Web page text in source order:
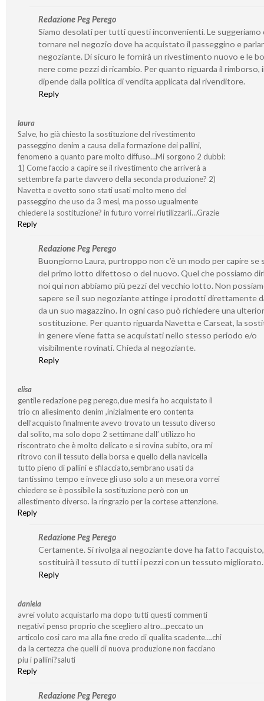
Redazione Peg Perego
Siamo desolati per tutti questi inconvenienti. Le suggeriamo
tornare nel negozio dove ha acquistato il passeggino e
negoziante. Di sicuro le fornirà un rivestimento nuovo e le
nere come pezzi di ricambio. Per quanto riguarda il rimborso,
dipende dalla politica di vendita applicata dal rivenditore.
Reply
laura
Salve, ho già chiesto la sostituzione del rivestimento
passeggino denim a causa della formazione dei pallini,
fenomeno a quanto pare molto diffuso…Mi sorgono 2 dubbi:
1) Come faccio a capire se il rivestimento che arriverà a
settembre fa parte davvero della seconda produzione? 2)
Navetta e ovetto sono stati usati molto meno del
passeggino che uso da 3 mesi, ma posso ugualmente
chiedere la sostituzione? in futuro vorrei riutilizzarli…Grazie
Reply
Redazione Peg Perego
Buongiorno Laura, purtroppo non c’è un modo per capire se
del primo lotto difettoso o del nuovo. Quel che possiamo
noi qui non abbiamo più pezzi del vecchio lotto. Non
sapere se il suo negoziante attinge i prodotti direttamente
da un suo magazzino. In ogni caso può richiedere una
sostituzione. Per quanto riguarda Navetta e Carseat, la
in genere viene fatta se acquistati nello stesso periodo e/o
visibilmente rovinati. Chieda al negoziante.
Reply
elisa
gentile redazione peg perego,due mesi fa ho acquistato il
trio cn allesimento denim ,inizialmente ero contenta
dell’acquisto finalmente avevo trovato un tessuto diverso
dal solito, ma solo dopo 2 settimane dall’ utilizzo ho
riscontrato che è molto delicato e si rovina subito, ora mi
ritrovo con il tessuto della borsa e quello della navicella
tutto pieno di pallini e sfilacciato,sembrano usati da
tantissimo tempo e invece gli uso solo a un mese.ora vorrei
chiedere se è possibile la sostituzione però con un
allestimento diverso. la ringrazio per la cortese attenzione.
Reply
Redazione Peg Perego
Certamente. Si rivolga al negoziante dove ha fatto
sostituirà il tessuto di tutti i pezzi con un tessuto migliorato.
Reply
daniela
avrei voluto acquistarlo ma dopo tutti questi commenti
negativi penso proprio che scegliero altro…peccato un
articolo cosi caro ma alla fine credo di qualita scadente….chi
da la certezza che quelli di nuova produzione non facciano
piu i pallini?saluti
Reply
Redazione Peg Perego